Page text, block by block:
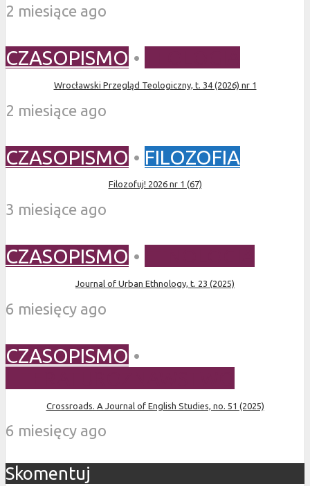
2 miesiące ago
CZASOPISMO •
Wrocławski Przegląd Teologiczny, t. 34 (2026) nr 1
2 miesiące ago
CZASOPISMO • FILOZOFIA
Filozofuj! 2026 nr 1 (67)
3 miesiące ago
CZASOPISMO •
Journal of Urban Ethnology, t. 23 (2025)
6 miesięcy ago
CZASOPISMO •
Crossroads. A Journal of English Studies, no. 51 (2025)
6 miesięcy ago
Skomentuj